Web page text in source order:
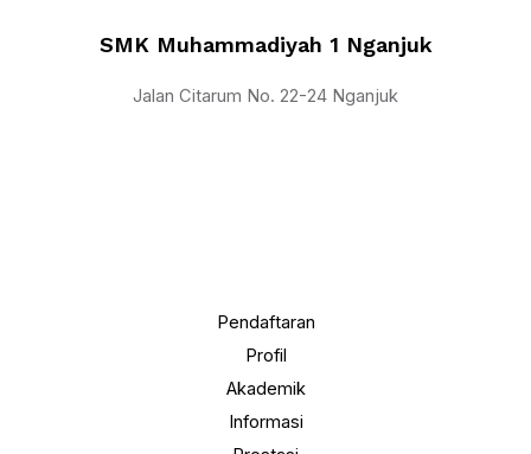
SMK Muhammadiyah 1 Nganjuk
Jalan Citarum No. 22-24 Nganjuk
Pendaftaran
Profil
Akademik
Informasi